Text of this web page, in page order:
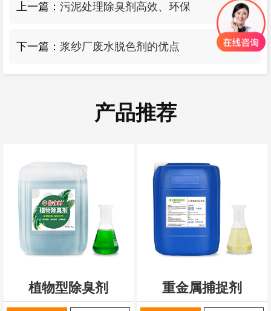
上一篇：污泥处理除臭剂高效、环保
下一篇： 浆纱厂废水脱色剂的优点
产品推荐
植物型除臭剂 重金属捕捉剂